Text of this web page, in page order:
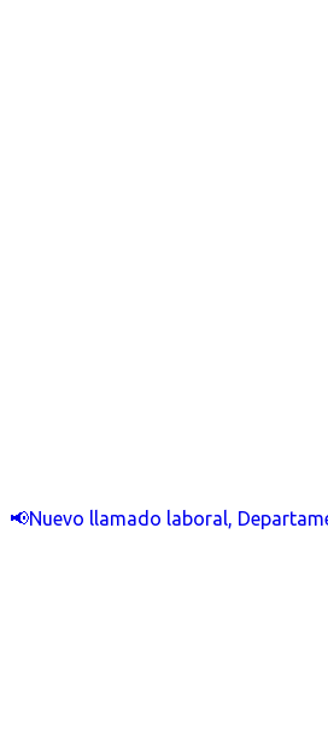
📢Nuevo llamado laboral,